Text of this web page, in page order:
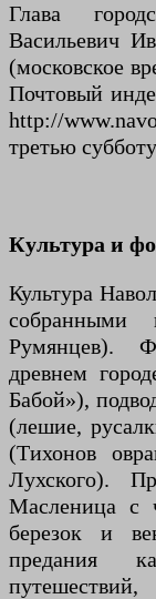
Глава
Васильевич
(московское
Почтовый
http://
третью
Культура и
Культура
Румянцев).
древнем
Бабой»),
(лешие,
(Тихонов
Лухского).
Масленица с
березок и
предания